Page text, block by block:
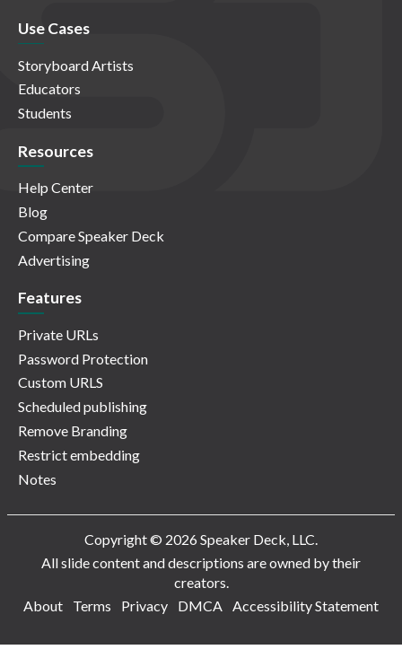
Use Cases
Storyboard Artists
Educators
Students
Resources
Help Center
Blog
Compare Speaker Deck
Advertising
Features
Private URLs
Password Protection
Custom URLS
Scheduled publishing
Remove Branding
Restrict embedding
Notes
Copyright © 2026 Speaker Deck, LLC.
All slide content and descriptions are owned by their
creators.
About
Terms Privacy DMCA Accessibility Statement